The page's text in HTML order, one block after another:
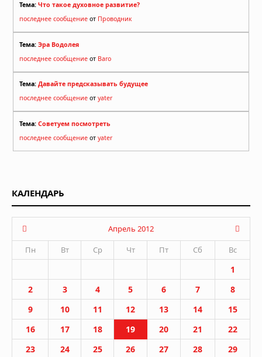
Тема: Что такое духовное развитие?
последнее сообщение от Проводник
Тема: Эра Водолея
последнее сообщение от Baro
Тема: Давайте предсказывать будущее
последнее сообщение от yater
Тема: Советуем посмотреть
последнее сообщение от yater
КАЛЕНДАРЬ
Апрель 2012
Пн
Вт Ср Чт Пт Сб Вс
1
2
3 4 5 6 7
8
9
10 11 12 13 14
15
16
17 18 19 20 21
22
23
24 25 26 27 28
29